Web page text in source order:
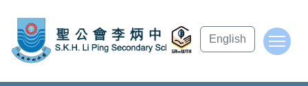
English